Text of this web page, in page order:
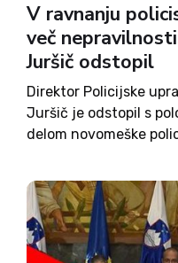
V ravnanju
več
Juršič odstopil
Direktor Policijske
Juršič je odstopil s
delom novomeške
številne nepravilnosti
usodno noč na 25.